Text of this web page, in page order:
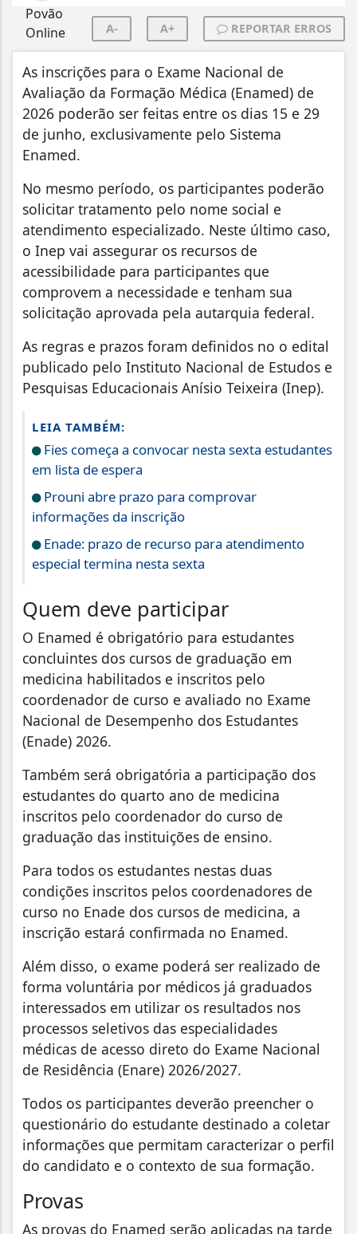
A- A+ REPORTAR ERROS
As inscrições para o Exame Nacional de
Avaliação da Formação Médica (Enamed) de
2026 poderão ser feitas entre os dias 15 e 29
de junho, exclusivamente pelo Sistema
Enamed.
No mesmo período, os participantes poderão
solicitar tratamento pelo nome social e
atendimento especializado. Neste último caso,
o Inep vai assegurar os recursos de
acessibilidade para participantes que
comprovem a necessidade e tenham sua
solicitação aprovada pela autarquia federal.
As regras e prazos foram definidos no o edital
publicado pelo Instituto Nacional de Estudos e
Pesquisas Educacionais Anísio Teixeira (Inep).
LEIA TAMBÉM:
Fies começa a convocar nesta sexta estudantes
em lista de espera
Prouni abre prazo para comprovar
informações da inscrição
Enade: prazo de recurso para atendimento
especial termina nesta sexta
Quem deve participar
O Enamed é obrigatório para estudantes
concluintes dos cursos de graduação em
medicina habilitados e inscritos pelo
coordenador de curso e avaliado no Exame
Nacional de Desempenho dos Estudantes
(Enade) 2026.
Também será obrigatória a participação dos
estudantes do quarto ano de medicina
inscritos pelo coordenador do curso de
graduação das instituições de ensino.
Para todos os estudantes nestas duas
condições inscritos pelos coordenadores de
curso no Enade dos cursos de medicina, a
inscrição estará confirmada no Enamed.
Além disso, o exame poderá ser realizado de
forma voluntária por médicos já graduados
interessados em utilizar os resultados nos
processos seletivos das especialidades
médicas de acesso direto do Exame Nacional
de Residência (Enare) 2026/2027.
Todos os participantes deverão preencher o
questionário do estudante destinado a coletar
informações que permitam caracterizar o perfil
do candidato e o contexto de sua formação.
Provas
As provas do Enamed serão aplicadas na tarde